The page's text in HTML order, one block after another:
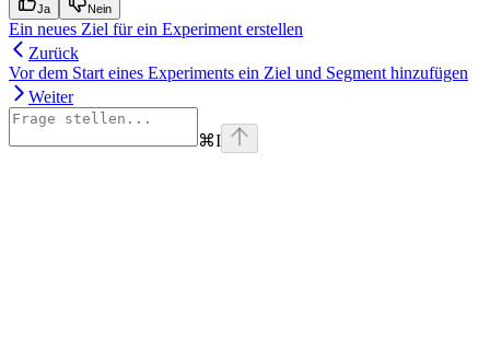
Ja Nein
Ein neues Ziel für ein Experiment erstellen
Zurück
Vor dem Start eines Experiments ein Ziel und Segment hinzufügen
Weiter
⌘I